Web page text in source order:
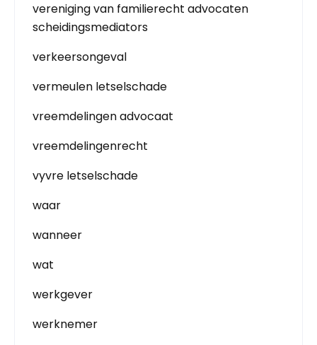
vereniging van familierecht advocaten
scheidingsmediators
verkeersongeval
vermeulen letselschade
vreemdelingen advocaat
vreemdelingenrecht
vyvre letselschade
waar
wanneer
wat
werkgever
werknemer